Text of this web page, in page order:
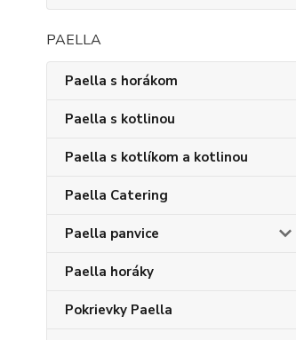
PAELLA
Paella s horákom
Paella s kotlinou
Paella s kotlíkom a kotlinou
Paella Catering
Paella panvice
Paella horáky
Pokrievky Paella